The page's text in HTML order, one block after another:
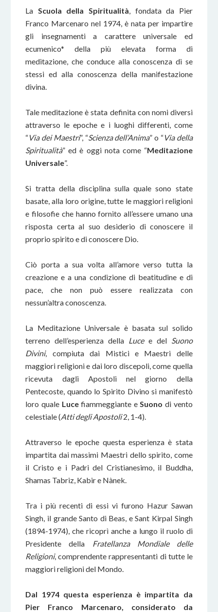
La Scuola della Spiritualità, fondata da Pier
Franco Marcenaro nel 1974, è nata per impartire
gli insegnamenti a carattere universale ed
ecumenico* della più elevata forma di
meditazione, che conduce alla conoscenza di se
stessi ed alla conoscenza della manifestazione
divina.
Tale meditazione è stata definita con nomi diversi
attraverso le epoche e i luoghi differenti, come
“Via dei Maestri”, “Scienza dell’Anima” o “Via della
Spiritualità” ed è oggi nota come “Meditazione
Universale”.
Si tratta della disciplina sulla quale sono state
basate, alla loro origine, tutte le maggiori religioni
e filosofie che hanno fornito all’essere umano una
risposta certa al suo desiderio di conoscere il
proprio spirito e di conoscere Dio.
Ciò porta a sua volta all’amore verso tutta la
creazione e a una condizione di beatitudine e di
pace, che non può essere realizzata con
nessun’altra conoscenza.
La Meditazione Universale è basata sul solido
terreno dell’esperienza della Lucee del Suono
Divini, compiuta dai Mistici e Maestri delle
maggiori religioni e dai loro discepoli, come quella
ricevuta dagli Apostoli nel giorno della
Pentecoste, quando lo Spirito Divino si manifestò
loro quale Lucefiammeggiante eSuono di vento
celestiale (Atti degli Apostoli2, 1-4).
Attraverso le epoche questa esperienza è stata
impartita dai massimi Maestri dello spirito, come
il Cristo e i Padri del Cristianesimo, il Buddha,
Shamas Tabriz, Kabir e Nànek.
Tra i più recenti di essi vi furono Hazur Sawan
Singh, il grande Santo di Beas, e Sant Kirpal Singh
(1894-1974), che ricoprì anche a lungo il ruolo di
Presidente della Fratellanza Mondiale delle
Religioni, comprendente rappresentanti di tutte le
maggiori religioni del Mondo.
Dal 1974 questa esperienza è impartita da
Pier Franco Marcenaro, considerato da